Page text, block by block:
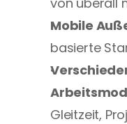
Mobile
basierte
Gleitzeit,